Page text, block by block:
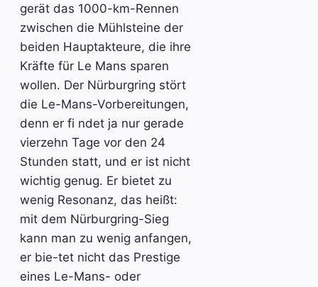
gerät das 1000-km-Rennen
zwischen die Mühlsteine der
beiden Hauptakteure, die ihre
Kräfte für Le Mans sparen
wollen. Der Nürburgring stört
die Le-Mans-Vorbereitungen,
denn er fi ndet ja nur gerade
vierzehn Tage vor den 24
Stunden statt, und er ist nicht
wichtig genug. Er bietet zu
wenig Resonanz, das heißt:
mit dem Nürburgring-Sieg
kann man zu wenig anfangen,
er bie-tet nicht das Prestige
eines Le-Mans- oder